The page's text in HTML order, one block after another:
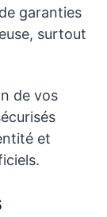
garanties
surtout
de vos
et